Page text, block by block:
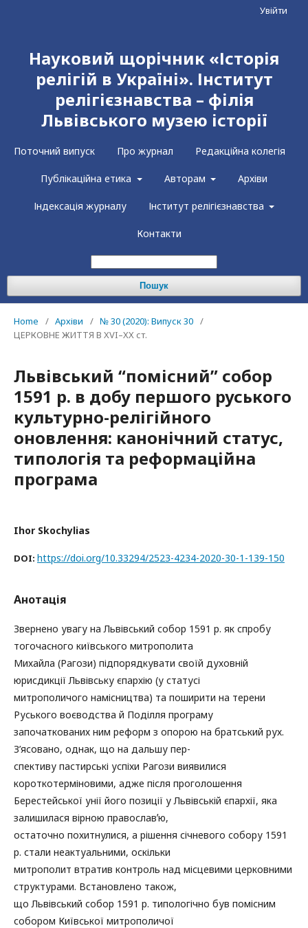
Науковий щорічник «Історія
релігій в Україні». Інститут
релігієзнавства – філія
Львівського музею історії
Поточний випуск Про журнал Редакційна колегія
Публікаційна етика Авторам Архіви
Індексація журналу Інститут релігієзнавства
Контакти
Пошук
Увійти
Home / Архіви / № 30 (2020): Випуск 30 /
ЦЕРКОВНЕ ЖИТТЯ В XVI–ХХ ст.
Львівський “помісний” собор
1591 р. в добу першого руського
культурно-релігійного
оновлення: канонічний статус,
типологія та реформаційна
програма
Ihor Skochylias
DOI: https://doi.org/10.33294/2523-4234-2020-30-1-139-150
Анотація
Звернено увагу на Львівський собор 1591 р. як спробу
тогочасного київського митрополита
Михайла (Рагози) підпорядкувати своїй духовній
юрисдикції Львівську єпархію (у статусі
митрополичого намісництва) та поширити на терени
Руського воєводства й Поділля програму
започаткованих ним реформ з опорою на братський рух.
З’ясовано, однак, що на дальшу пер-
спективу пастирські успіхи Рагози виявилися
короткотерміновими, адже після проголошення
Берестейської унії його позиції у Львівській єпархії, яка
залишилася вірною православʼю,
остаточно похитнулися, а рішення січневого собору 1591
р. стали неактуальними, оскільки
митрополит втратив контроль над місцевими церковними
структурами. Встановлено також,
що Львівський собор 1591 р. типологічно був помісним
собором Київської митрополичої